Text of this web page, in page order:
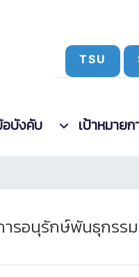
TSU
อบังคับ เป้าหมาย
อนุรักษ์พันธุกรร